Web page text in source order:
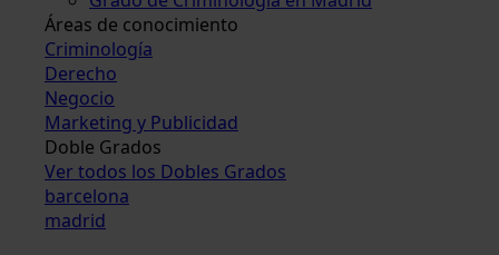
Áreas de conocimiento
Criminología
Derecho
Negocio
Marketing y Publicidad
Doble Grados
Ver todos los Dobles Grados
barcelona
madrid